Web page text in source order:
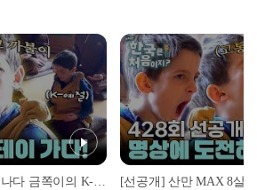
[예고] 역대급 난장판 캐나다 금쪽이의 K-예절 솔루션! 과연 그 결과는?!